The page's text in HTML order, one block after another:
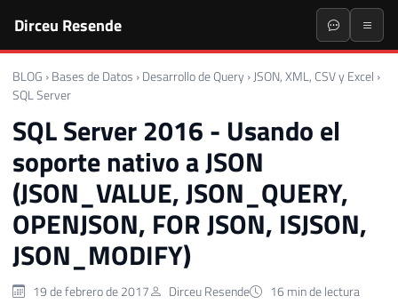
Dirceu Resende
BLOG › Bases de Datos › Desarrollo de Query ›JSON, XML, CSV y Excel ›
SQL Server
SQL Server 2016 - Usando el
soporte nativo a JSON
(JSON_VALUE, JSON_QUERY,
OPENJSON, FOR JSON, ISJSON,
JSON_MODIFY)
19 de febrero de 2017 Dirceu Resende
16 min de lectura